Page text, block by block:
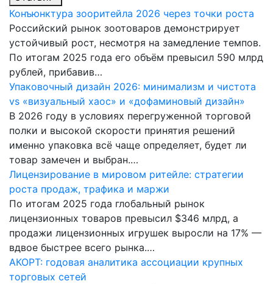
Конъюнктура зооритейла 2026 через точки роста
Российский рынок зоотоваров демонстрирует
устойчивый рост, несмотря на замедление темпов.
По итогам 2025 года его объём превысил 590 млрд
рублей, прибавив…
Упаковочный дизайн 2026: минимализм и чистота
vs «визуальный хаос» и «дофаминовый дизайн»
В 2026 году в условиях перегруженной торговой
полки и высокой скорости принятия решений
именно упаковка всё чаще определяет, будет ли
товар замечен и выбран.…
Лицензирование в мировом ритейле: стратегии
роста продаж, трафика и маржи
По итогам 2025 года глобальный рынок
лицензионных товаров превысил $346 млрд, а
продажи лицензионных игрушек выросли на 17% —
вдвое быстрее всего рынка.…
АКОРТ: годовая аналитика ассоциации крупных
торговых сетей